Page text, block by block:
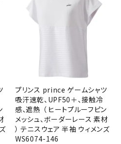
プリンス prince ゲームシャツ
吸汗速乾、UPF50＋、接触冷
感、遮熱 （ ヒートプルーフピン
メッシュ、ボーダーレース 素材
） テニスウェア 半袖 ウィメンズ
WS6074-146